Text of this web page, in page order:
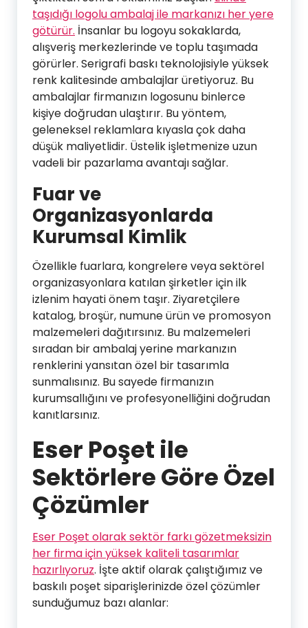
taşıdığı logolu ambalaj ile markanızı her yere
götürür. İnsanlar bu logoyu sokaklarda,
alışveriş merkezlerinde ve toplu taşımada
görürler. Serigrafi baskı teknolojisiyle yüksek
renk kalitesinde ambalajlar üretiyoruz. Bu
ambalajlar firmanızın logosunu binlerce
kişiye doğrudan ulaştırır. Bu yöntem,
geleneksel reklamlara kıyasla çok daha
düşük maliyetlidir. Üstelik işletmenize uzun
vadeli bir pazarlama avantajı sağlar.
Fuar ve
Organizasyonlarda
Kurumsal Kimlik
Özellikle fuarlara, kongrelere veya sektörel
organizasyonlara katılan şirketler için ilk
izlenim hayati önem taşır. Ziyaretçilere
katalog, broşür, numune ürün ve promosyon
malzemeleri dağıtırsınız. Bu malzemeleri
sıradan bir ambalaj yerine markanızın
renklerini yansıtan özel bir tasarımla
sunmalısınız. Bu sayede firmanızın
kurumsallığını ve profesyonelliğini doğrudan
kanıtlarsınız.
Eser Poşet ile
Sektörlere Göre Özel
Çözümler
Eser Poşet olarak sektör farkı gözetmeksizin
her firma için yüksek kaliteli tasarımlar
hazırlıyoruz. İşte aktif olarak çalıştığımız ve
baskılı poşet siparişlerinizde özel çözümler
sunduğumuz bazı alanlar: